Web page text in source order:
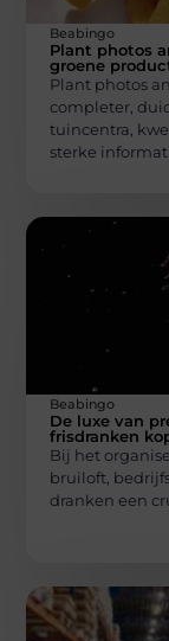
Beabingo
Plant photos
groene
Plant photos
completer,
tuincentra,
sterke
Beabingo
De luxe van
frisdranken
Bij het
bruiloft,
dranken een